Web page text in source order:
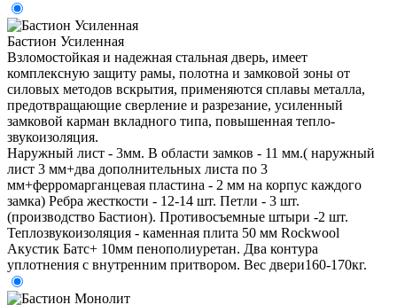
Бастион Усиленная
Взломостойкая и надежная стальная дверь, имеет
комплексную защиту рамы, полотна и замковой зоны от
силовых методов вскрытия, применяются сплавы металла,
предотвращающие сверление и разрезание, усиленный
замковой карман вкладного типа, повышенная тепло-
звукоизоляция.
Наружный лист - 3мм. В области замков - 11 мм.( наружный
лист 3 мм+два дополнительных листа по 3
мм+ферромарганцевая пластина - 2 мм на корпус каждого
замка) Ребра жесткости - 12-14 шт. Петли - 3 шт.
(производство Бастион). Противосъемные штыри -2 шт.
Теплозвукоизоляция - каменная плита 50 мм Rockwool
Акустик Батс+ 10мм пенополиуретан. Два контура
уплотнения с внутренним притвором. Вес двери160-170кг.